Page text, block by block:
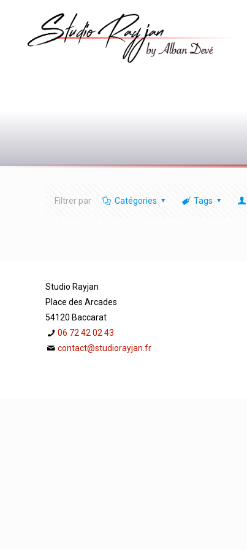
Filtrer par Catégories Tags
Studio Rayjan
Place des Arcades
54120 Baccarat
06 72 42 02 43
contact@studiorayjan.fr